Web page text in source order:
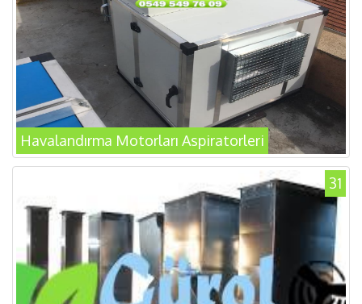
Havalandırma Motorları Aspiratorleri
31